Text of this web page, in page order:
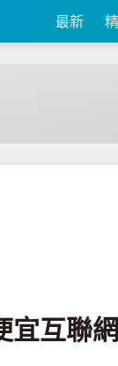
最新
並回應抄襲風波
宜互聯